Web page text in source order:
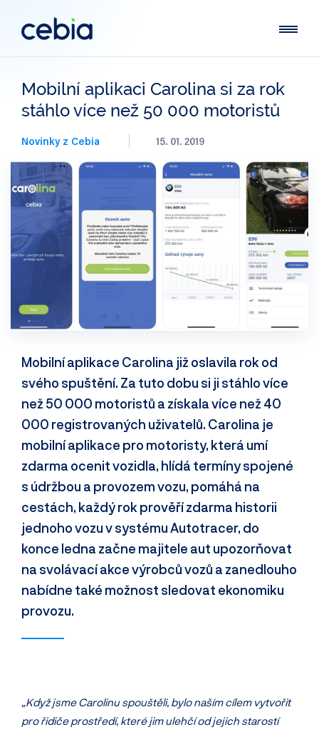
Mobilní aplikaci Carolina si za rok
stáhlo více než 50 000 motoristů
Novinky z Cebia 15. 01. 2019
Mobilní aplikace Carolina již oslavila rok od
svého spuštění. Za tuto dobu si ji stáhlo více
než 50 000 motoristů a získala více než 40
000 registrovaných uživatelů. Carolina je
mobilní aplikace pro motoristy, která umí
zdarma ocenit vozidla, hlídá termíny spojené
s údržbou a provozem vozu, pomáhá na
cestách, každý rok prověří zdarma historii
jednoho vozu v systému Autotracer, do
konce ledna začne majitele aut upozorňovat
na svolávací akce výrobců vozů a zanedlouho
nabídne také možnost sledovat ekonomiku
provozu.
„Když jsme Carolinu spouštěli, bylo naším cílem vytvořit
pro řidiče prostředí, které jim ulehčí od jejich starostí